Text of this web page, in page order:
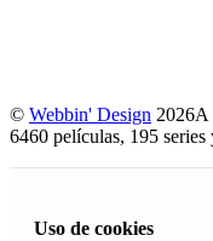
© Webbin' Design 2026A
6460 películas, 195
Uso de cookies